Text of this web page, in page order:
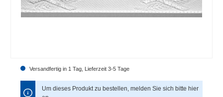
Versandfertig in 1 Tag, Lieferzeit 3-5 Tage
Um dieses Produkt zu bestellen, melden Sie sich bittehier